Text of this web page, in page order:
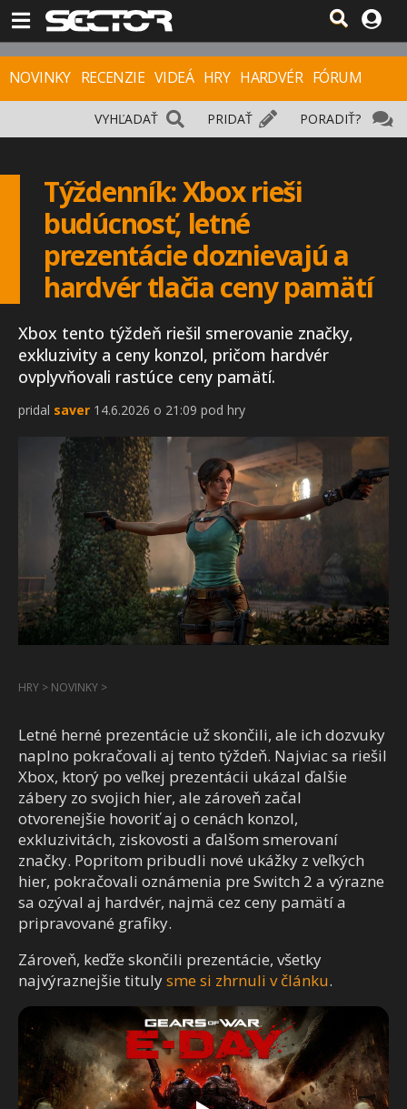
NOVINKY RECENZIE VIDEÁ HRY HARDVÉR FÓRUM
PORADIŤ?
PRIDAŤ
VYHĽADAŤ
Týždenník: Xbox rieši
budúcnosť, letné
prezentácie doznievajú a
hardvér tlačia ceny pamätí
Xbox tento týždeň riešil smerovanie značky,
exkluzivity a ceny konzol, pričom hardvér
ovplyvňovali rastúce ceny pamätí.
pridal saver 14.6.2026 o 21:09 pod hry
HRY > NOVINKY >
Letné herné prezentácie už skončili, ale ich dozvuky
naplno pokračovali aj tento týždeň. Najviac sa riešil
Xbox, ktorý po veľkej prezentácii ukázal ďalšie
zábery zo svojich hier, ale zároveň začal
otvorenejšie hovoriť aj o cenách konzol,
exkluzivitách, ziskovosti a ďalšom smerovaní
značky. Popritom pribudli nové ukážky z veľkých
hier, pokračovali oznámenia pre Switch 2 a výrazne
sa ozýval aj hardvér, najmä cez ceny pamätí a
pripravované grafiky.
Zároveň, keďže skončili prezentácie, všetky
najvýraznejšie titulysme si zhrnuli v článku.